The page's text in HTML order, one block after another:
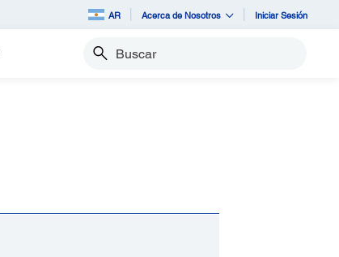
AR Acerca de Nosotros Iniciar Sesión
Buscar